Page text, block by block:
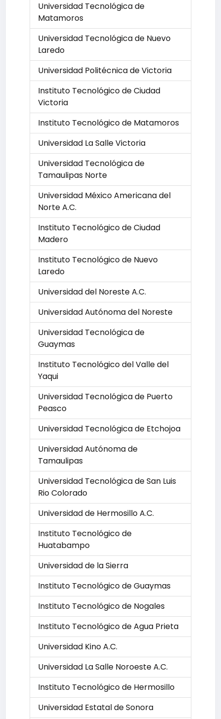
Universidad Tecnológica de
Matamoros
Universidad Tecnológica de Nuevo
Laredo
Universidad Politécnica de Victoria
Instituto Tecnológico de Ciudad
Victoria
Instituto Tecnológico de Matamoros
Universidad La Salle Victoria
Universidad Tecnológica de
Tamaulipas Norte
Universidad México Americana del
Norte A.C.
Instituto Tecnológico de Ciudad
Madero
Instituto Tecnológico de Nuevo
Laredo
Universidad del Noreste A.C.
Universidad Autónoma del Noreste
Universidad Tecnológica de
Guaymas
Instituto Tecnológico del Valle del
Yaqui
Universidad Tecnológica de Puerto
Peasco
Universidad Tecnológica de Etchojoa
Universidad Autónoma de
Tamaulipas
Universidad Tecnológica de San Luis
Rio Colorado
Universidad de Hermosillo A.C.
Instituto Tecnológico de
Huatabampo
Universidad de la Sierra
Instituto Tecnológico de Guaymas
Instituto Tecnológico de Nogales
Instituto Tecnológico de Agua Prieta
Universidad Kino A.C.
Universidad La Salle Noroeste A.C.
Instituto Tecnológico de Hermosillo
Universidad Estatal de Sonora